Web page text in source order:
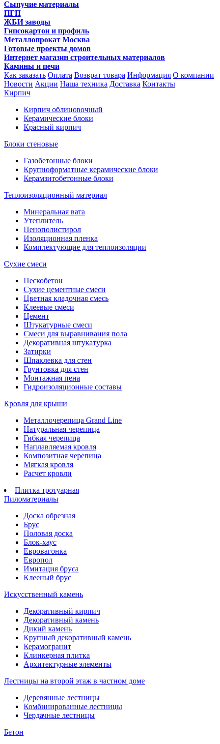
Сыпучие материалы
ПГП
ЖБИ заводы
Гипсокартон и профиль
Металлопрокат Москва
Готовые проекты домов
Интернет магазин строительных материалов
Камины и печи
Как заказать Оплата Возврат товара Информация О компании
Новости Акции Наша техника Доставка Контакты
Кирпич
Кирпич облицовочный
Керамические блоки
Красный кирпич
Блоки стеновые
Газобетонные блоки
Крупноформатные керамические блоки
Керамзитобетонные блоки
Теплоизоляционный материал
Минеральная вата
Утеплитель
Пенополистирол
Изоляционная пленка
Комплектующие для теплоизоляции
Сухие смеси
Пескобетон
Сухие цементные смеси
Цветная кладочная смесь
Клеевые смеси
Цемент
Штукатурные смеси
Смеси для выравнивания пола
Декоративная штукатурка
Затирки
Шпаклевка для стен
Грунтовка для стен
Монтажная пена
Гидроизоляционные составы
Кровля для крыши
Металлочерепица Grand Line
Натуральная черепица
Гибкая черепица
Наплавляемая кровля
Композитная черепица
Мягкая кровля
Расчет кровли
Плитка тротуарная
Пиломатериалы
Доска обрезная
Брус
Половая доска
Блок-хаус
Евровагонка
Европол
Имитация бруса
Клееный брус
Искусственный камень
Декоративный кирпич
Декоративный камень
Дикий камень
Крупный декоративный камень
Керамогранит
Клинкерная плитка
Архитектурные элементы
Лестницы на второй этаж в частном доме
Деревянные лестницы
Комбинированные лестницы
Чердачные лестницы
Бетон